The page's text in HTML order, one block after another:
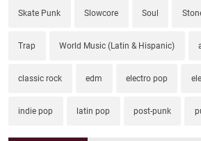
Skate Punk Slowcore Soul
Trap World Music (Latin & Hispanic)
classic rock edm electro pop
indie pop latin pop post-punk